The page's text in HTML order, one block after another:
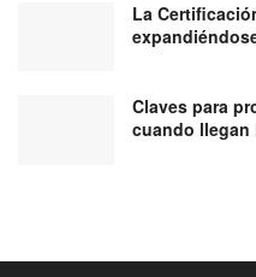
La
Claves para
cuando